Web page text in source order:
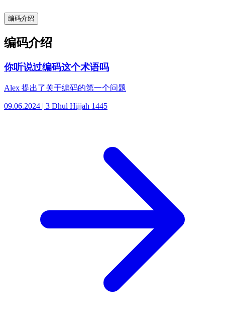
编码介绍
编码介绍
你听说过编码这个术语吗
Alex 提出了关于编码的第一个问题
09.06.2024 | 3 Dhul Hijjah 1445